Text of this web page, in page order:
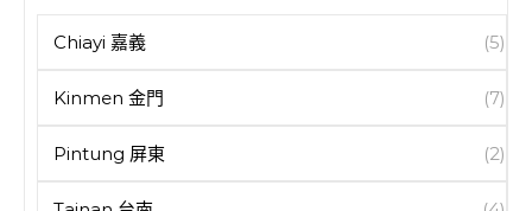
Chiayi 嘉義 (5)
Kinmen 金門 (7)
Pintung 屏東 (2)